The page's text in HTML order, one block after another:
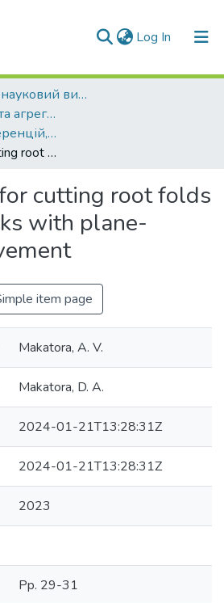
Log In (current)
Навчально-науковий видавничо-полiграфiчний інститут (НН ВПІ)
Кафедра машин та агрегатів поліграфічного виробництва (МАПВ)
Матеріали конференцій, семінарів і т.п. (МАПВ)
Mechanism for cutting root folds in book blocks with plane-parallel movement
cutting root folds
with plane-
item page
Makatora, A. V.
Makatora, D. A.
2024-01-21T13:28:31Z
2024-01-21T13:28:31Z
2023
Pp. 29-31